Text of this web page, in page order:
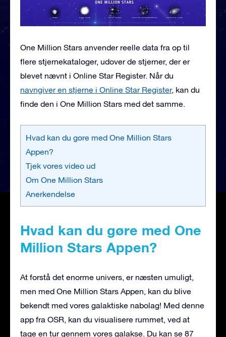
One Million Stars anvender reelle data fra op til
flere stjernekataloger, udover de stjerner, der er
blevet nævnt i Online Star Register. Når du
navngiver en stjerne i Online Star Register, kan du
finde den i One Million Stars med det samme.
Hvad kan du gøre med One Million Stars
Appen?
Tjek vores video ud
Om One Million Stars
Anerkendelse
Hvad kan du gøre med One
Million Stars Appen?
At forstå det enorme univers, er næsten umuligt,
men med One Million Stars Appen, kan du blive
bekendt med vores galaktiske nabolag! Med denne
app fra OSR, kan du visualisere rummet, ved at
tage en tur gennem vores galakse. Du kan se 87